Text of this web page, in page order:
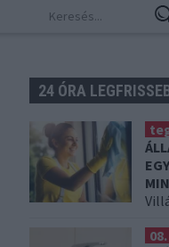
24 ÓRA